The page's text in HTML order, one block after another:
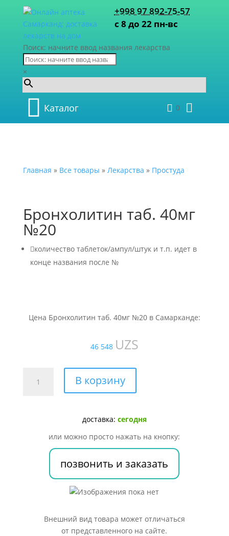
+998 97 892-75-57
с 8 до 22 пн-вс
Поиск: начните ввод названия лекарства
×
Каталог 0
Главная » Все товары » Лекарства » Простуда
Бронхолитин таб. 40мг
№20
количество таблеток/ампул/штук и т.п. идет в
конце названия после №
Цена Бронхолитин таб. 40мг №20 в Самарканде:
46 548 UZS
товара
Бронхолитин
В корзину
доставка: сегодня
или можно просто нажать на кнопку:
позвонить и заказать
Внешний вид товара может отличаться
от представленного на сайте.